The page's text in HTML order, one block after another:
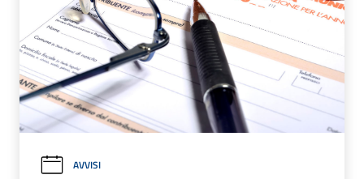
AVVISI